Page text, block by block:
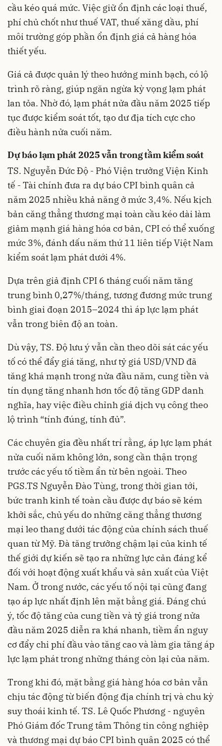
cầu kéo quá mức. Việc giữ ổn định các loại thuế,
phí chủ chốt như thuế VAT, thuế xăng dầu, phí
môi trường góp phần ổn định giá cả hàng hóa
thiết yếu.
Giá cả được quản lý theo hướng minh bạch, có lộ
trình rõ ràng, giúp ngăn ngừa kỳ vọng lạm phát
lan tỏa. Nhờ đó, lạm phát nửa đầu năm 2025 tiếp
tục được kiểm soát tốt, tạo dư địa tích cực cho
điều hành nửa cuối năm.
Dự báo lạm phát 2025 vẫn trong tầm kiểm soát
TS. Nguyễn Đức Độ - Phó Viện trưởng Viện Kinh
tế - Tài chính đưa ra dự báo CPI bình quân cả
năm 2025 nhiều khả năng ở mức 3,4%. Nếu kịch
bản căng thẳng thương mại toàn cầu kéo dài làm
giảm mạnh giá hàng hóa cơ bản, CPI có thể xuống
mức 3%, đánh dấu năm thứ 11 liên tiếp Việt Nam
kiểm soát lạm phát dưới 4%.
Dựa trên giả định CPI 6 tháng cuối năm tăng
trung bình 0,27%/tháng, tương đương mức trung
bình giai đoạn 2015–2024 thì áp lực lạm phát
vẫn trong biên độ an toàn.
Dù vậy, TS. Độ lưu ý vẫn cần theo dõi sát các yếu
tố có thể đẩy giá tăng, như tỷ giá USD/VND đã
tăng khá mạnh trong nửa đầu năm, cung tiền và
tín dụng tăng nhanh hơn tốc độ tăng GDP danh
nghĩa, hay việc điều chỉnh giá dịch vụ công theo
lộ trình “tính đúng, tính đủ”.
Các chuyên gia đều nhất trí rằng, áp lực lạm phát
nửa cuối năm không lớn, song cần thận trọng
trước các yếu tố tiềm ẩn từ bên ngoài. Theo
PGS.TS Nguyễn Đào Tùng, trong thời gian tới,
bức tranh kinh tế toàn cầu được dự báo sẽ kém
khởi sắc, chủ yếu do những căng thẳng thương
mại leo thang dưới tác động của chính sách thuế
quan từ Mỹ. Đà tăng trưởng chậm lại của kinh tế
thế giới dự kiến sẽ tạo ra những lực cản đáng kể
đối với hoạt động xuất khẩu và sản xuất của Việt
Nam. Ở trong nước, các yếu tố nội tại cũng đang
tạo áp lực nhất định lên mặt bằng giá. Đáng chú
ý, tốc độ tăng của cung tiền và tỷ giá trong nửa
đầu năm 2025 diễn ra khá nhanh, tiềm ẩn nguy
cơ đẩy chi phí đầu vào tăng cao và làm gia tăng áp
lực lạm phát trong những tháng còn lại của năm.
Trong khi đó, mặt bằng giá hàng hóa cơ bản vẫn
chịu tác động từ biến động địa chính trị và chu kỳ
suy thoái kinh tế. TS. Lê Quốc Phương - nguyên
Phó Giám đốc Trung tâm Thông tin công nghiệp
và thương mại dự báo CPI bình quân 2025 có thể